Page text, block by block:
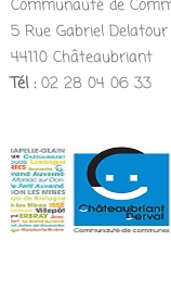
Communauté de
5 Rue Gabriel Delatour
44110 Châteaubriant
Tél :02 28 04 06 33